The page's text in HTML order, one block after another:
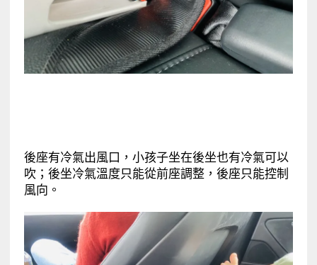
後座有冷氣出風口，小孩子坐在後坐也有冷氣可以
吹；後坐冷氣溫度只能從前座調整，後座只能控制
風向。